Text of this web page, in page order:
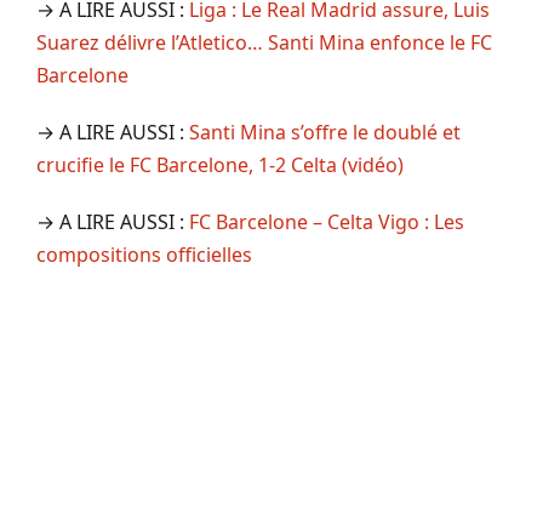
→ A LIRE AUSSI : Liga : Le Real Madrid assure, Luis
Suarez délivre l’Atletico… Santi Mina enfonce le FC
Barcelone
→ A LIRE AUSSI : Santi Mina s’offre le doublé et
crucifie le FC Barcelone, 1-2 Celta (vidéo)
→ A LIRE AUSSI : FC Barcelone – Celta Vigo : Les
compositions officielles